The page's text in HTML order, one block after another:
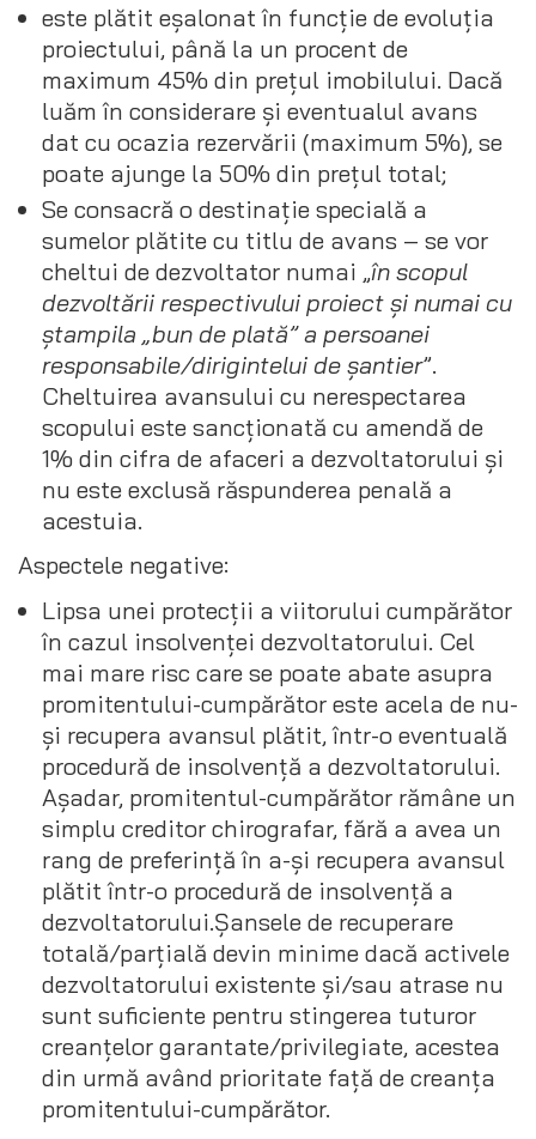
este plătit eșalonat în funcție de evoluția
proiectului, până la un procent de
maximum 45% din prețul imobilului. Dacă
luăm în considerare și eventualul avans
dat cu ocazia rezervării (maximum 5%), se
poate ajunge la 50% din prețul total;
Se consacră o destinație specială a
sumelor plătite cu titlu de avans – se vor
cheltui de dezvoltator numai „în scopul
dezvoltării respectivului proiect și numai cu
ștampila „bun de plată” a persoanei
responsabile/dirigintelui de șantier”.
Cheltuirea avansului cu nerespectarea
scopului este sancționată cu amendă de
1% din cifra de afaceri a dezvoltatorului și
nu este exclusă răspunderea penală a
acestuia.
Aspectele negative:
Lipsa unei protecții a viitorului cumpărător
în cazul insolvenței dezvoltatorului. Cel
mai mare risc care se poate abate asupra
promitentului-cumpărător este acela de nu-
și recupera avansul plătit, într-o eventuală
procedură de insolvență a dezvoltatorului.
Așadar, promitentul-cumpărător rămâne un
simplu creditor chirografar, fără a avea un
rang de preferință în a-și recupera avansul
plătit într-o procedură de insolvență a
dezvoltatorului.Șansele de recuperare
totală/parțială devin minime dacă activele
dezvoltatorului existente și/sau atrase nu
sunt suficiente pentru stingerea tuturor
creanțelor garantate/privilegiate, acestea
din urmă având prioritate față de creanța
promitentului-cumpărător.